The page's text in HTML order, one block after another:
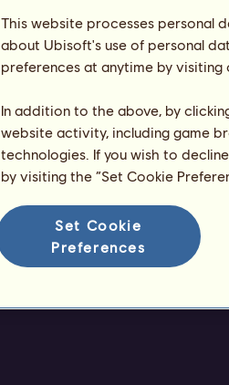
This website processes personal
about Ubisoft's use of personal
preferences at anytime by
In addition to the above, by
website activity, including game
technologies. If you wish to
by visiting the “Set Cookie
Set Cookie
Preferences